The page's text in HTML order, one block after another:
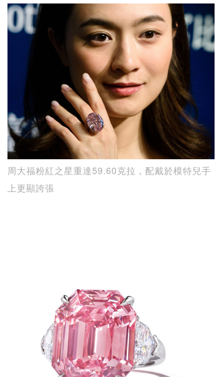
周大福粉紅之星重達59.60克拉，配戴於模特兒手
上更顯誇張